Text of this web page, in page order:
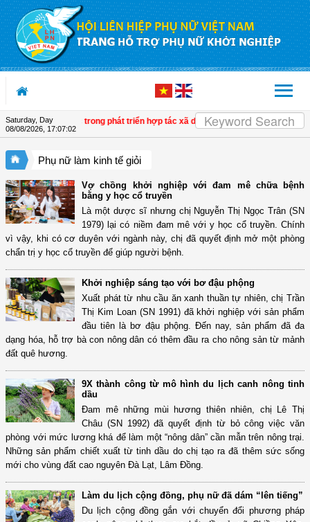
Skip to Content
Saturday, Day
08/08/2026 17:07:03
biến tích cực trong phát triển hợp tác xã do phụ nữ tham gia quản lý | Tây
Phụ nữ làm kinh tế giỏi
Vợ chồng khởi nghiệp với đam mê chữa bệnh
bằng y học cổ truyền
Là một dược sĩ nhưng chị Nguyễn Thị Ngọc Trân (SN
1979) lại có niềm đam mê với y học cổ truyền. Chính
vì vậy, khi có cơ duyên với ngành này, chị đã quyết định mở một phòng
chẩn trị y học cổ truyền để giúp người bệnh.
Khởi nghiệp sáng tạo với bơ đậu phộng
Xuất phát từ nhu cầu ăn xanh thuần tự nhiên, chị Trần
Thị Kim Loan (SN 1991) đã khởi nghiệp với sản phẩm
đầu tiên là bơ đậu phộng. Đến nay, sản phẩm đã đa
dạng hóa, hỗ trợ bà con nông dân có thêm đầu ra cho nông sản từ mảnh
đất quê hương.
9X thành công từ mô hình du lịch canh nông tinh
dầu
Đam mê những mùi hương thiên nhiên, chị Lê Thị
Châu (SN 1992) đã quyết định từ bỏ công việc văn
phòng với mức lương khá để làm một “nông dân” cần mẫn trên nông trại.
Những sản phẩm chiết xuất từ tinh dầu do chị tạo ra đã thêm sức sống
mới cho vùng đất cao nguyên Đà Lạt, Lâm Đồng.
Làm du lịch cộng đồng, phụ nữ đã dám “lên tiếng”
Du lịch cộng đồng gắn với chuyển đổi phương pháp